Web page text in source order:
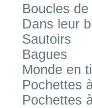
Boucles
Dans leur
Sautoirs
Bagues
Monde en
Pochettes
Pochettes